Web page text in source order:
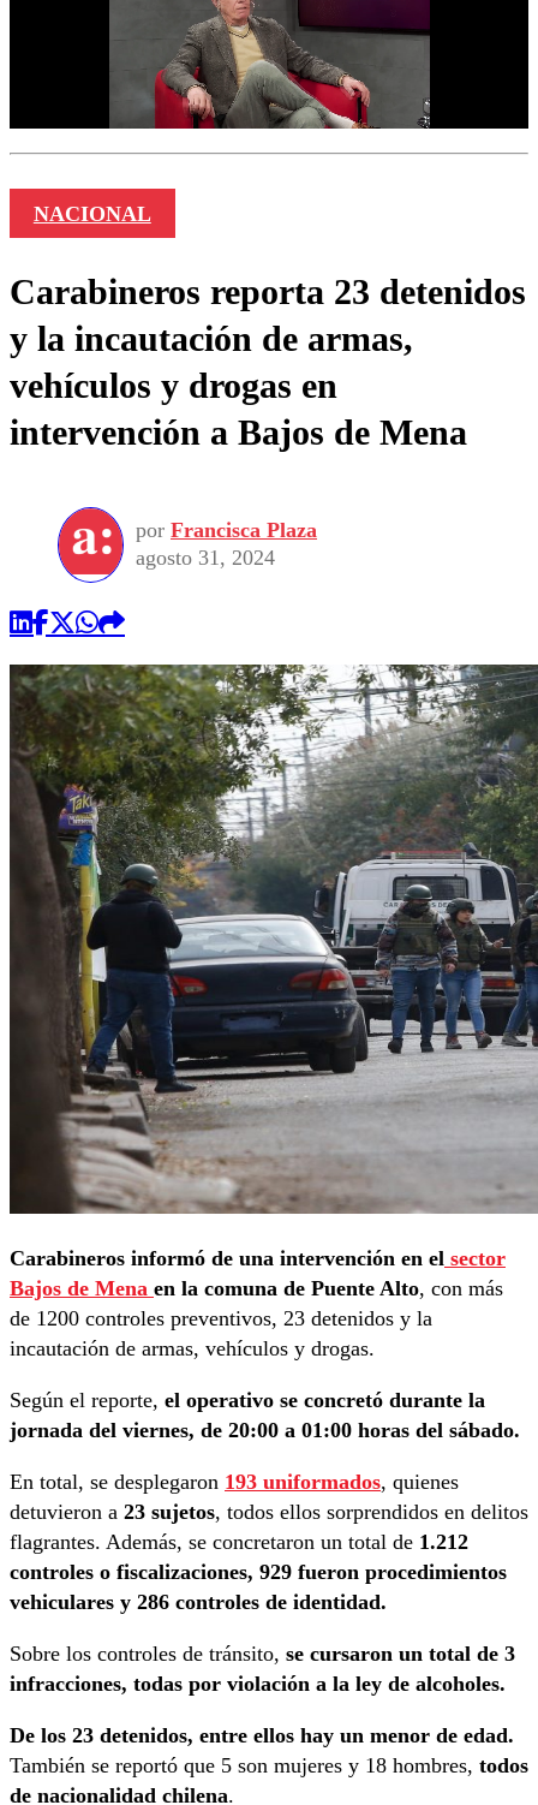
NACIONAL
Carabineros reporta 23 detenidos
y la incautación de armas,
vehículos y drogas en
intervención a Bajos de Mena
por Francisca Plaza
agosto 31, 2024
Carabineros informó de una intervención en el sector
Bajos de Mena en la comuna de Puente Alto, con más
de 1200 controles preventivos, 23 detenidos y la
incautación de armas, vehículos y drogas.
Según el reporte, el operativo se concretó durante la
jornada del viernes, de 20:00 a 01:00 horas del sábado.
En total, se desplegaron 193 uniformados, quienes
detuvieron a 23 sujetos, todos ellos sorprendidos en delitos
flagrantes. Además, se concretaron un total de 1.212
controles o fiscalizaciones, 929 fueron procedimientos
vehiculares y 286 controles de identidad.
Sobre los controles de tránsito, se cursaron un total de 3
infracciones, todas por violación a la ley de alcoholes.
De los 23 detenidos, entre ellos hay un menor de edad.
También se reportó que 5 son mujeres y 18 hombres, todos
de nacionalidad chilena.